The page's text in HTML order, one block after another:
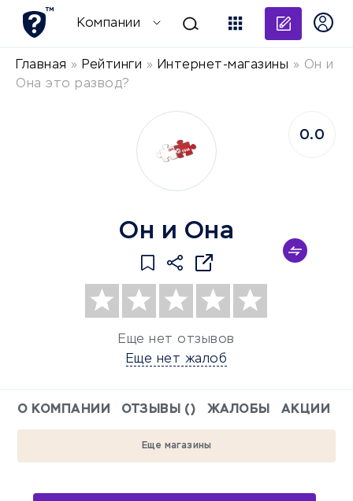
Компании
Главная » Рейтинги » Интернет-магазины » Он и
Она это развод?
Он и Она
Еще нет отзывов
Еще нет жалоб
0.0
О КОМПАНИИ ОТЗЫВЫ () ЖАЛОБЫ АКЦИИ
Еще магазины